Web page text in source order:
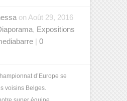
on Août 29, 2016
, Expositions
| 0
d’Europe se
voisins Belges.